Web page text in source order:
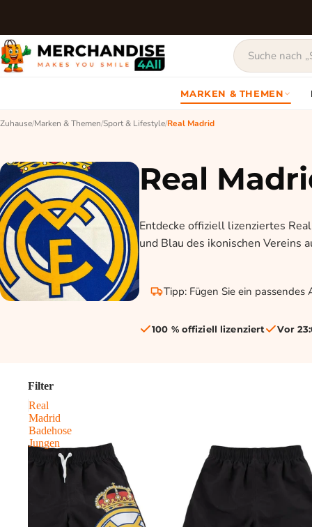
MARKEN & THEMEN
Zuhause/Marken & Themen/Sport & Lifestyle/Real Madrid
Real
Entdecke offiziell lizenziertes
und Blau des ikonischen Vereins
Tipp: Fügen Sie ein passendes
100 % offiziell lizenziert Vor
Filter
Real
Madrid
Badehose
Jungen